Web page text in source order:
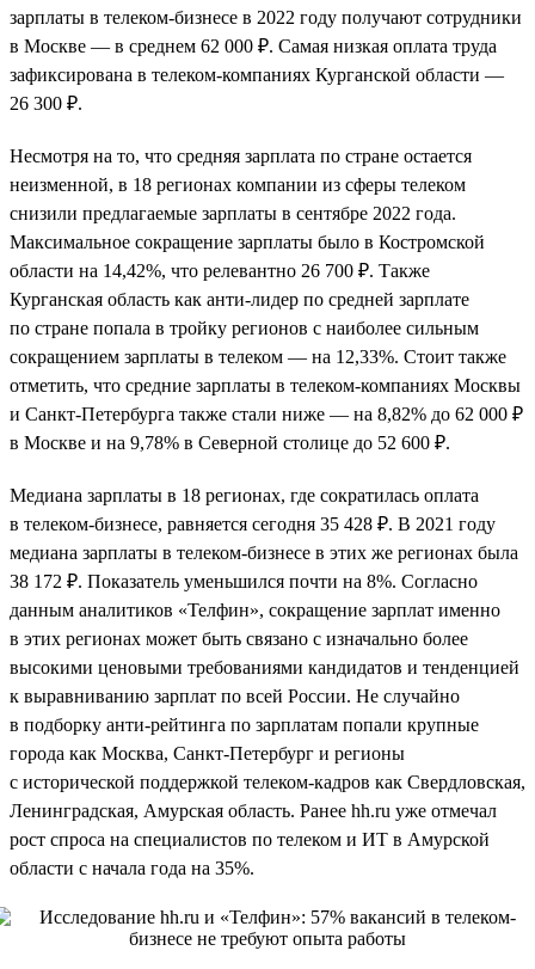
зарплаты в телеком-бизнесе в 2022 году получают сотрудники
в Москве — в среднем 62 000 ₽. Самая низкая оплата труда
зафиксирована в телеком-компаниях Курганской области —
26 300 ₽.
Несмотря на то, что средняя зарплата по стране остается
неизменной, в 18 регионах компании из сферы телеком
снизили предлагаемые зарплаты в сентябре 2022 года.
Максимальное сокращение зарплаты было в Костромской
области на 14,42%, что релевантно 26 700 ₽. Также
Курганская область как анти-лидер по средней зарплате
по стране попала в тройку регионов с наиболее сильным
сокращением зарплаты в телеком — на 12,33%. Стоит также
отметить, что средние зарплаты в телеком-компаниях Москвы
и Санкт-Петербурга также стали ниже — на 8,82% до 62 000 ₽
в Москве и на 9,78% в Северной столице до 52 600 ₽.
Медиана зарплаты в 18 регионах, где сократилась оплата
в телеком-бизнесе, равняется сегодня 35 428 ₽. В 2021 году
медиана зарплаты в телеком-бизнесе в этих же регионах была
38 172 ₽. Показатель уменьшился почти на 8%. Согласно
данным аналитиков «Телфин», сокращение зарплат именно
в этих регионах может быть связано с изначально более
высокими ценовыми требованиями кандидатов и тенденцией
к выравниванию зарплат по всей России. Не случайно
в подборку анти-рейтинга по зарплатам попали крупные
города как Москва, Санкт-Петербург и регионы
с исторической поддержкой телеком-кадров как Свердловская,
Ленинградская, Амурская область. Ранее hh.ru уже отмечал
рост спроса на специалистов по телеком и ИТ в Амурской
области с начала года на 35%.